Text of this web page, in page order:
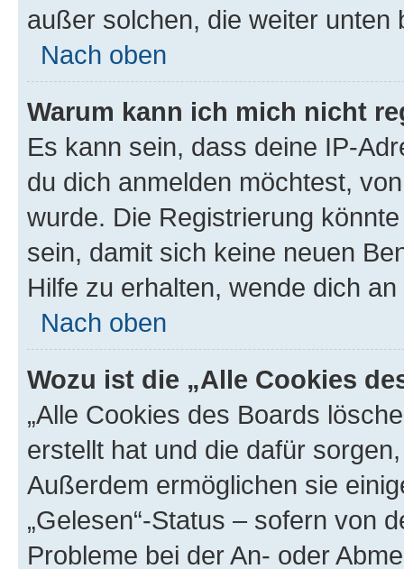
außer solchen, die weiter unten
Nach oben
Warum kann ich mich nicht
Es kann sein, dass deine IP-
du dich anmelden möchtest,
wurde. Die Registrierung
sein, damit sich keine neuen
Hilfe zu erhalten, wende dich
Nach oben
Wozu ist die „Alle Cookies
„Alle Cookies des Boards
erstellt hat und die dafür
Außerdem ermöglichen sie
„Gelesen“-Status – sofern von
Probleme bei der An- oder